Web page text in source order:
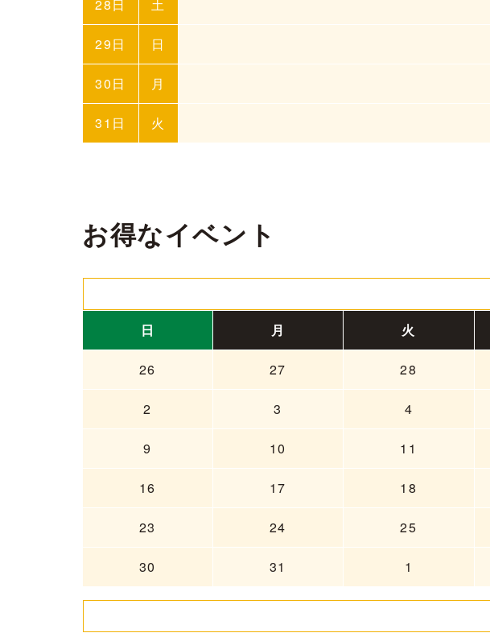
28日 土
29日 日
30日 月
31日 火
お得なイベント
日
月 火
26 27 28
2 3 4
9 10 11
16 17 18
23 24 25
30 31 1